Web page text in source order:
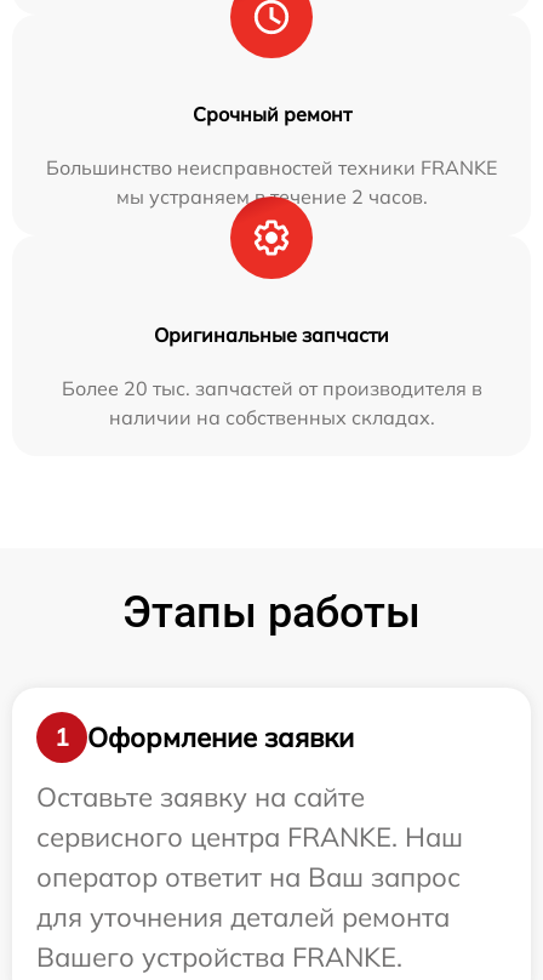
Срочный ремонт
Большинство неисправностей техники FRANKE
мы устраняем в течение 2 часов.
Оригинальные запчасти
Более 20 тыс. запчастей от производителя в
наличии на собственных складах.
Этапы работы
1
Оформление заявки
Оставьте заявку на сайте
сервисного центра FRANKE. Наш
оператор ответит на Ваш запрос
для уточнения деталей ремонта
Вашего устройства FRANKE.